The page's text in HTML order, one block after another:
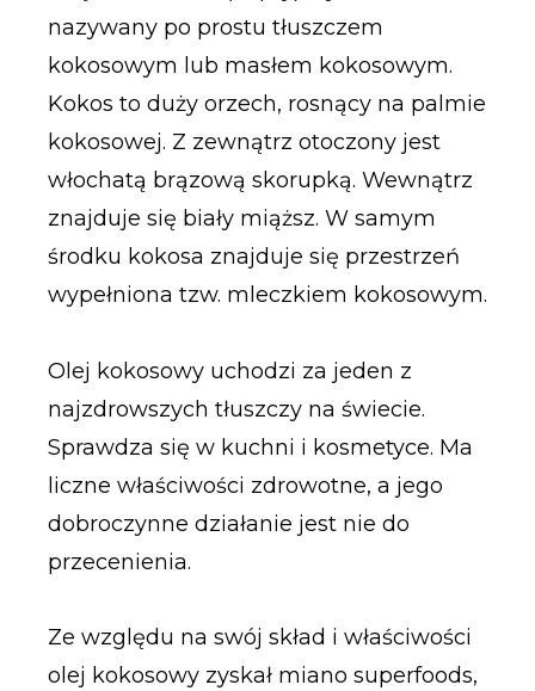
nazywany po prostu tłuszczem
kokosowym lub masłem kokosowym.
Kokos to duży orzech, rosnący na palmie
kokosowej. Z zewnątrz otoczony jest
włochatą brązową skorupką. Wewnątrz
znajduje się biały miąższ. W samym
środku kokosa znajduje się przestrzeń
wypełniona tzw. mleczkiem kokosowym.
Olej kokosowy uchodzi za jeden z
najzdrowszych tłuszczy na świecie.
Sprawdza się w kuchni i kosmetyce. Ma
liczne właściwości zdrowotne, a jego
dobroczynne działanie jest nie do
przecenienia.
Ze względu na swój skład i właściwości
olej kokosowy zyskał miano superfoods,